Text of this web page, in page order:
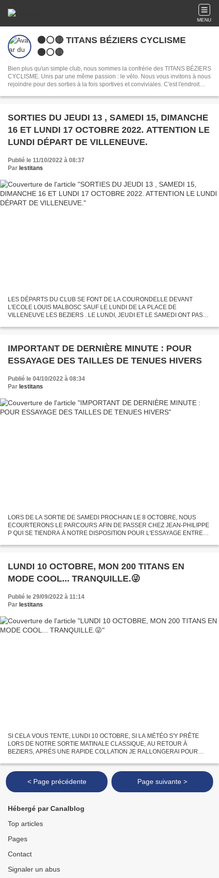
MENU
⚫️⚪️🔴 TITANS BÉZIERS CYCLISME
⚫️⚪️🔴
Bien plus qu'un simple club, nous sommes la confrérie des TITANS BÉZIERS
CYCLISME. Unis par une même passion : le vélo. Nous vous invitons à nous
rejoindre pour des sorties à la fois sportives et conviviales. C'est l'endroit
amitiés.
SORTIES DU JEUDI 13 , SAMEDI 15, DIMANCHE
16 ET LUNDI 17 OCTOBRE 2022. ATTENTION LE
LUNDI DÉPART DE VILLENEUVE.
Publié le 11/10/2022 à 08:37
Par lestitans
LES DÉPARTS DU CLUB SE FONT DE LA COURONDELLE DEVANT
L'ECOLE LOUIS MALBOSC SAUF LE LUNDI DE LA PLACE DE
VILLENEUVE LES BEZIERS . LE LUNDI, JEUDI ET LE SAMEDI ONT PASSE
LIEUX LE SAMEDI 19 NOVEMBRE...
IMPORTANT DE DERNIÈRE MINUTE : POUR
ESSAYAGE DES TAILLES DE TENUES HIVERS
Publié le 04/10/2022 à 08:34
Par lestitans
LORS DE LA SORTIE DE SAMEDI PROCHAIN LE 8 OCTOBRE, NOUS
ECOURTERONS LE PARCOURS AFIN DE PASSER CHEZ JEAN-PHILIPPE
P QUI SE TIENDRA À NOTRE DISPOSITION POUR L'ESSAYAGE ENTRE
SORTIE, IL VOUS ATTEND...
LUNDI 10 OCTOBRE, MON 200 TITANS EN
MODE COOL... TRANQUILLE.😜
Publié le 29/09/2022 à 11:14
Par lestitans
SI CELA VOUS TENTE, LUNDI 10 OCTOBRE, SI LA MÉTÉO S'Y PRÊTE
LORS DE NOTRE SORTIE MATINALE CLASSIQUE, AU RETOUR À
BEZIERS, APRÉS UNE RAPIDE COLLATION JE RALLONGERAI POUR
MODÉRÉE. VOILÀ, C'EST DIT ET MAINTENANT...
< Page précédente Page suivante >
Hébergé par Canalblog
Top articles
Pages
Contact
Signaler un abus